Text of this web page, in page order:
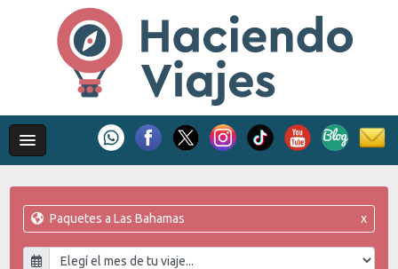
Paquetes a Las Bahamas x